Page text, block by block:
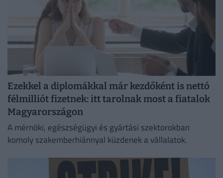
Ezekkel a diplomákkal már kezdőként is nettó
félmilliót fizetnek: itt tarolnak most a fiatalok
Magyarországon
A mérnöki, egészségügyi és gyártási szektorokban
komoly szakemberhiánnyal küzdenek a vállalatok.